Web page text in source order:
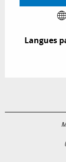
Langues
Langues